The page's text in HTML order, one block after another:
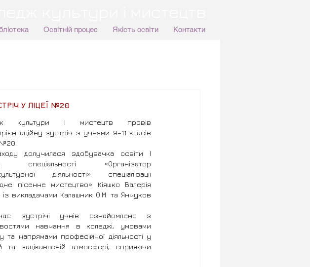
Освітній процес Якість освіти Контакти
У ЛІЦЕЇ №20
культури і мистецтв провів
зустріч з учнями 9–11 класів
долучилася здобувачка освіти І
спеціальності «Організатор
діяльності» спеціалізації
пісенне мистецтво» Кіяшко Валерія
із викладачами Калашник О.М. та Янчуков
зустрічі учнів ознайомлено з
навчання в коледжі, умовами
та напрямами професійної діяльності у
зацікавленій атмосфері, сприяючи